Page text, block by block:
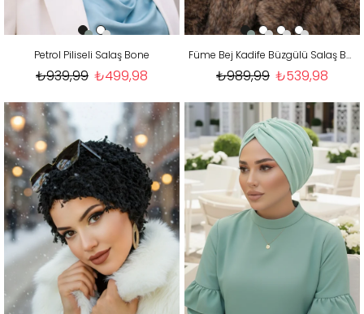
Petrol Piliseli Salaş Bone
₺499,98
₺939,99
Füme Bej Kadife Büzgülü Salaş Bone
₺539,98
₺989,99